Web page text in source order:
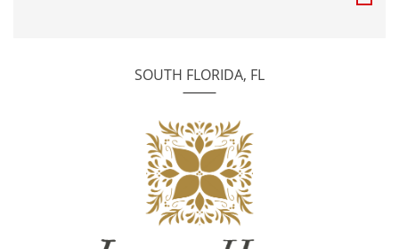
SOUTH FLORIDA, FL